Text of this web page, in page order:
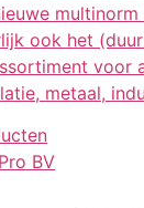
ook het
voor
metaal,